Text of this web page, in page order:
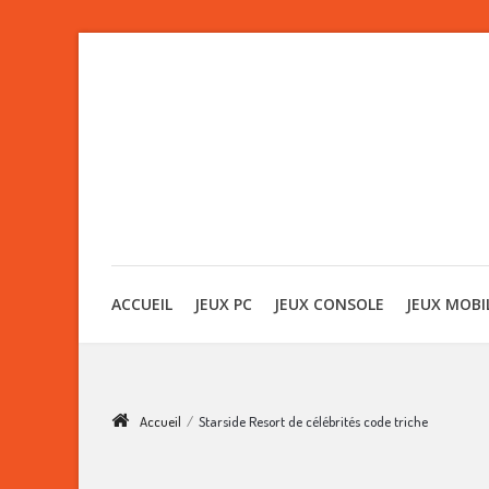
ACCUEIL JEUX PC JEUX CONSOLE JEUX
Accueil / Starside Resort de célébrités code triche